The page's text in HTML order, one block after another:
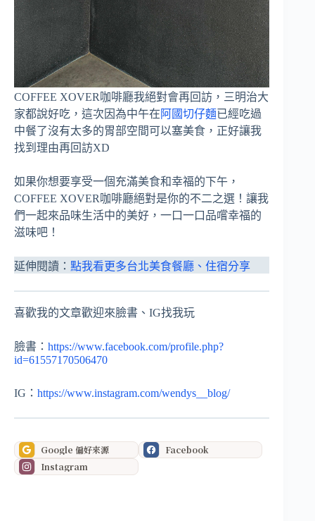
COFFEE XOVER咖啡廳我絕對會再回訪，三明治大
家都說好吃，這次因為中午在 阿國切仔麵已經吃過
中餐了沒有太多的胃部空間可以塞美食，正好讓我
找到理由再回訪XD
如果你想要享受一個充滿美食和幸福的下午，
COFFEE XOVER咖啡廳絕對是你的不二之選！讓我
們一起來品味生活中的美好，一口一口品嚐幸福的
滋味吧！
延伸閱讀： 點我看更多台北美食餐廳、住宿分享
喜歡我的文章歡迎來臉書、IG找我玩
臉書： https://www.facebook.com/profile.php?
id=61557170506470
IG： https://www.instagram.com/wendys__blog/
Google 偏好來源
Facebook
Instagram